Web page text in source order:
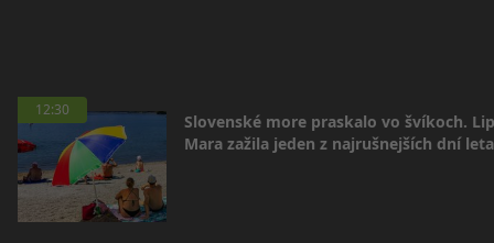
12:30
Slovenské more praskalo vo švíkoch.
Mara zažila jeden z najrušnejších dní leta